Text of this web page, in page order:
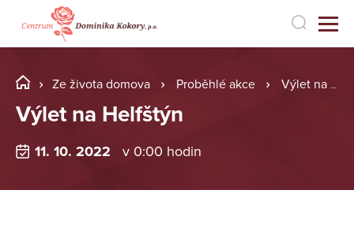
Ze života domova Proběhlé akce Výlet na Helfštýn
Výlet na Helfštýn
11. 10. 2022 v 0:00 hodin